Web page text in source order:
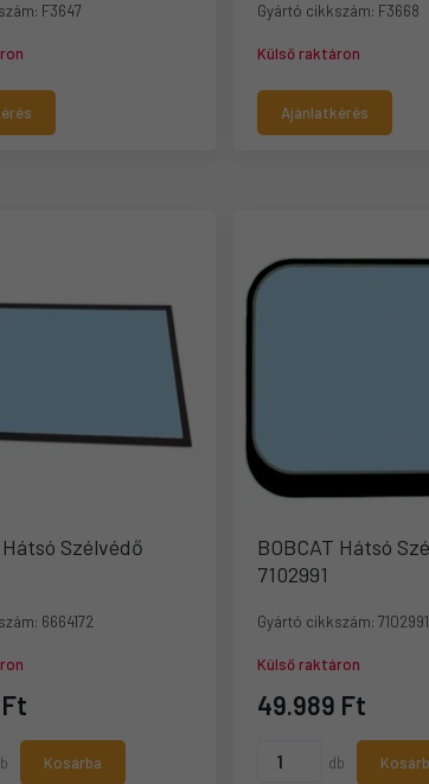
F3647 Gyártó cikkszám: F3668
Külső raktáron
Ajánlatkérés
Hátsó Szélvédő
6664172
Kosárba
BOBCAT Hátsó
7102991
Gyártó cikkszám: 7102991
Külső raktáron
49.989 Ft
db